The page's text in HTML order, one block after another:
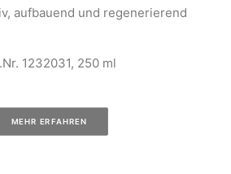
aufbauend und regenerierend
1232031, 250 ml
MEHR ERFAHREN